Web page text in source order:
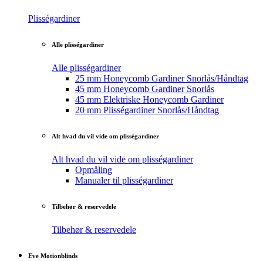
Plisségardiner
Alle plisségardiner
Alle plisségardiner
25 mm Honeycomb Gardiner Snorlås/Håndtag
45 mm Honeycomb Gardiner Snorlås
45 mm Elektriske Honeycomb Gardiner
20 mm Plisségardiner Snorlås/Håndtag
Alt hvad du vil vide om plisségardiner
Alt hvad du vil vide om plisségardiner
Opmåling
Manualer til plisségardiner
Tilbehør & reservedele
Tilbehør & reservedele
Eve Motionblinds